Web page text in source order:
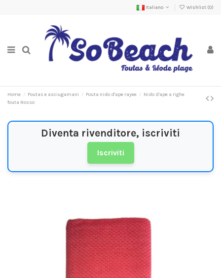
Italiano Wishlist (0)
Home Foutas e asciugamani Fouta nido d'ape rayee
Nido d'ape a righe
fouta Rosso
Diventa rivenditore, iscriviti
Iscriviti